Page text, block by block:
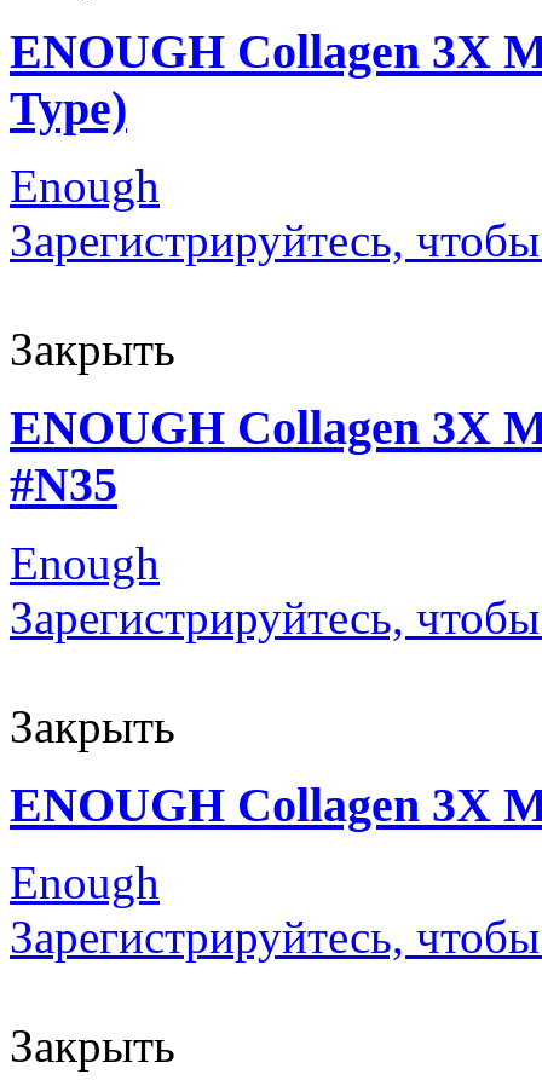
ENOUGH Collagen 3X
Type)
Enough
Зарегистрируйтесь,
Закрыть
ENOUGH Collagen 3X
#N35
Enough
Зарегистрируйтесь,
Закрыть
ENOUGH Collagen 3X
Enough
Зарегистрируйтесь,
Закрыть